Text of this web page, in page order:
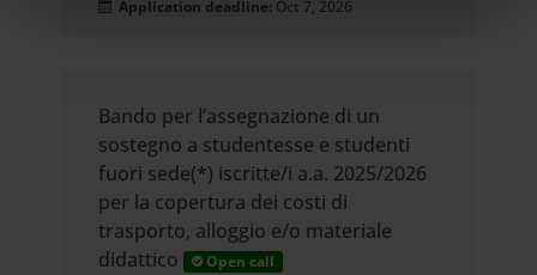
nostri partner che si occupano di analisi dei dati web,
Application deadline: Oct 7, 2026
Bando per l’assegnazione di un
sostegno a studentesse e studenti
fuori sede(*) iscritte/i a.a. 2025/2026
per la copertura dei costi di
trasporto, alloggio e/o materiale
didattico
Open call